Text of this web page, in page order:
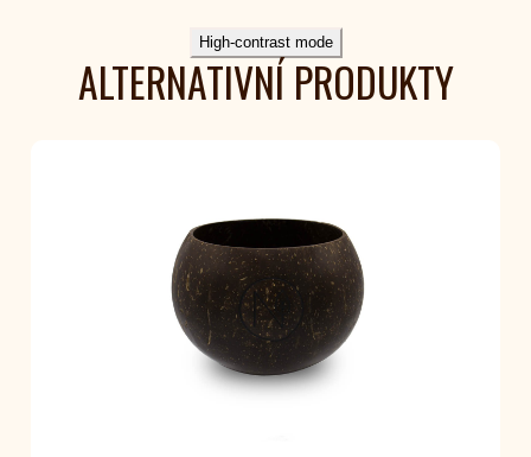
High-contrast mode
ALTERNATIVNÍ PRODUKTY